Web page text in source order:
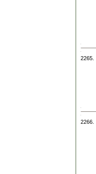
2265.
2266.